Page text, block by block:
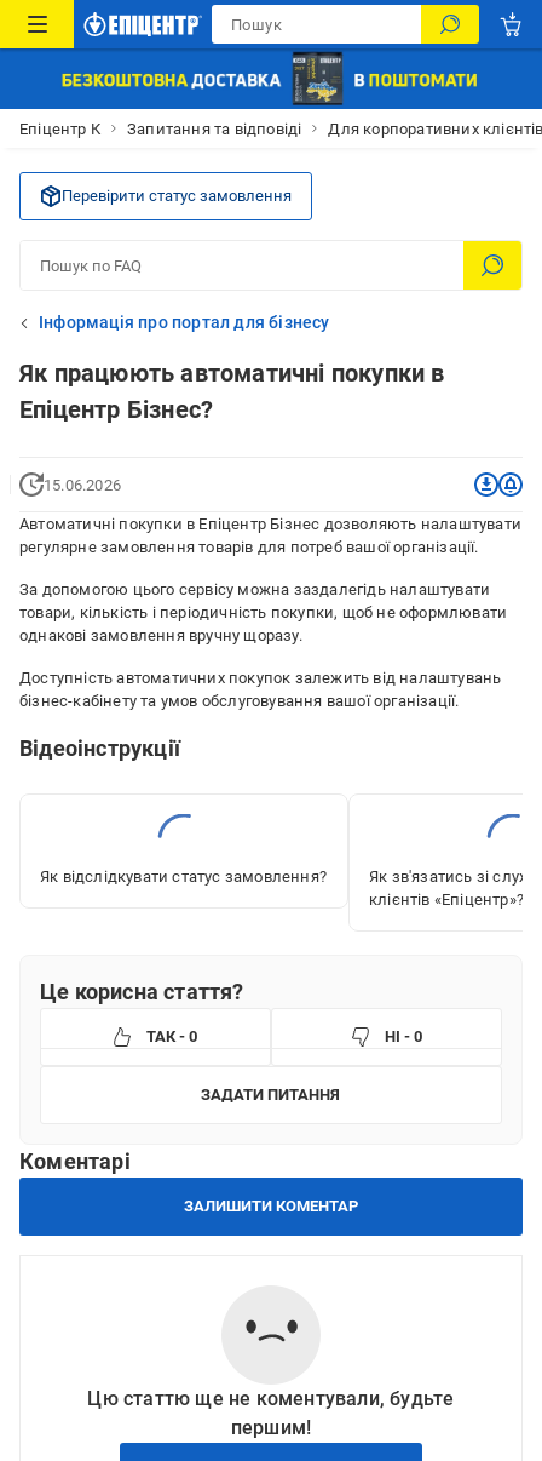
Епіцентр К Запитання та відповіді Для корпоративних
Перевірити статус замовлення
Інформація про портал для бізнесу
Як працюють автоматичні покупки в
Епіцентр Бізнес?
15.06.2026
Автоматичні покупки в Епіцентр Бізнес дозволяють налаштувати
регулярне замовлення товарів для потреб вашої організації.
За допомогою цього сервісу можна заздалегідь налаштувати
товари, кількість і періодичність покупки, щоб не оформлювати
однакові замовлення вручну щоразу.
Доступність автоматичних покупок залежить від налаштувань
бізнес-кабінету та умов обслуговування вашої організації.
Відеоінструкції
Як відслідкувати статус замовлення?
Як зв'язатись зі
клієнтів «‎Епіцентр»?
Це корисна стаття?
ТАК - 0 НІ - 0
ЗАДАТИ ПИТАННЯ
Коментарі
ЗАЛИШИТИ КОМЕНТАР
Цю статтю ще не коментували, будьте
першим!